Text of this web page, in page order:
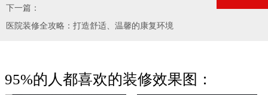
下一篇：
医院装修全攻略：打造舒适、温馨的康复环境
95%的人都喜欢的装修效果图：